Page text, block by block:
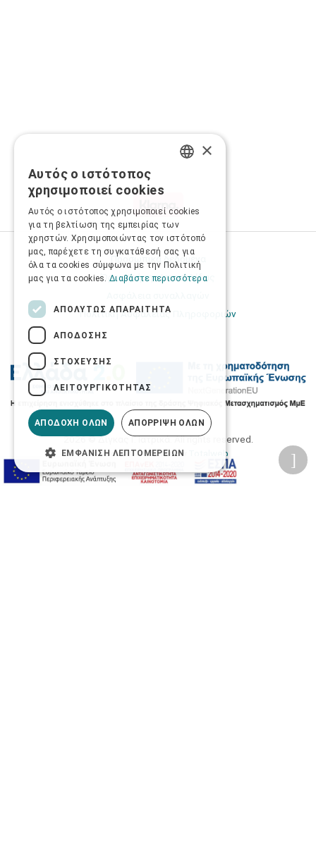
Προσωπικά δεδομένα
Όροι Χρήσης Ιστοσελίδας
Πολιτική Ασφάλειας Πληροφοριών
2026 © Δίγκας Γ. Ιατρικά. All rights reserved.
Developed with care by
Totalweb
×
Αυτός ο ιστότοπος
χρησιμοποιεί cookies
Αυτός ο ιστότοπος χρησιμοποιεί cookies
για τη βελτίωση της εμπειρίας των
χρηστών. Χρησιμοποιώντας τον ιστότοπό
μας, παρέχετε τη συγκατάθεσή σας για
όλα τα cookies σύμφωνα με την Πολιτική
μας για τα cookies. Διαβάστε περισσότερα
ΑΠΟΛΎΤΩΣ ΑΠΑΡΑΊΤΗΤΑ
ΑΠΌΔΟΣΗΣ
ΣΤΌΧΕΥΣΗΣ
ΛΕΙΤΟΥΡΓΙΚΌΤΗΤΑΣ
ΑΠΟΔΟΧΉ ΌΛΩΝ ΑΠΌΡΡΙΨΗ ΌΛΩΝ
ΕΜΦΆΝΙΣΗ ΛΕΠΤΟΜΕΡΕΙΏΝ